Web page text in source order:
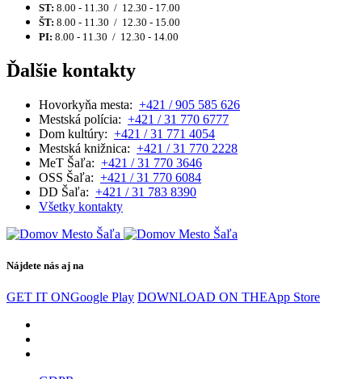
ST: 8.00 - 11.30 / 12.30 - 17.00
ŠT: 8.00 - 11.30 / 12.30 - 15.00
PI: 8.00 - 11.30 / 12.30 - 14.00
Ďalšie kontakty
Hovorkyňa mesta: +421 / 905 585 626
Mestská polícia: +421 / 31 770 6777
Dom kultúry: +421 / 31 771 4054
Mestská knižnica: +421 / 31 770 2228
MeT Šaľa: +421 / 31 770 3646
OSS Šaľa: +421 / 31 770 6084
DD Šaľa: +421 / 31 783 8390
Všetky kontakty
Nájdete nás aj na
GET IT ONGoogle Play DOWNLOAD ON THEApp Store